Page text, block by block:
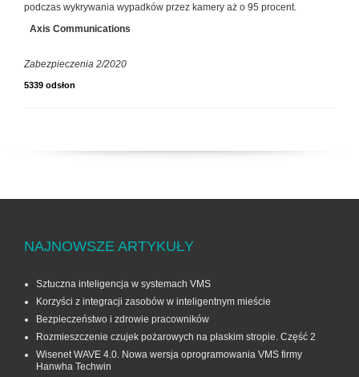
podczas wykrywania wypadków przez kamery aż o 95 procent.
Axis Communications
Zabezpieczenia 2/2020
5339 odsłon
NAJNOWSZE ARTYKUŁY
Sztuczna inteligencja w systemach VMS
Korzyści z integracji zasobów w inteligentnym mieście
Bezpieczeństwo i zdrowie pracowników
Rozmieszczenie czujek pożarowych na płaskim stropie. Część 2
Wisenet WAVE 4.0. Nowa wersja oprogramowania VMS firmy
Hanwha Techwin